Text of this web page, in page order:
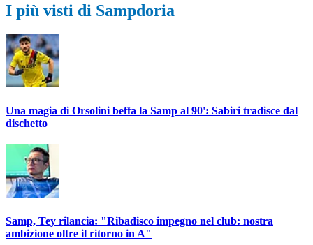
I più visti di Sampdoria
Una magia di Orsolini beffa la Samp al 90': Sabiri tradisce dal
dischetto
Samp, Tey rilancia: "Ribadisco impegno nel club: nostra
ambizione oltre il ritorno in A"